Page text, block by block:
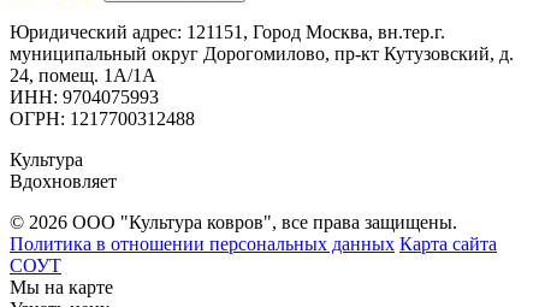
Юридический адрес: 121151, Город Москва, вн.тер.г.
муниципальный округ Дорогомилово, пр-кт Кутузовский, д.
24, помещ. 1А/1А
ИНН: 9704075993
ОГРН: 1217700312488
Культура
Вдохновляет
© 2026 ООО "Культура ковров", все права защищены.
Политика в отношении персональных данных Карта сайта
СОУТ
Мы на карте